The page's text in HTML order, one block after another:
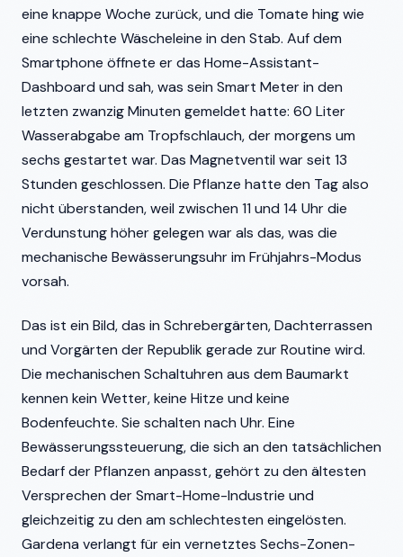
eine knappe Woche zurück, und die Tomate hing wie
eine schlechte Wäscheleine in den Stab. Auf dem
Smartphone öffnete er das Home-Assistant-
Dashboard und sah, was sein Smart Meter in den
letzten zwanzig Minuten gemeldet hatte: 60 Liter
Wasserabgabe am Tropfschlauch, der morgens um
sechs gestartet war. Das Magnetventil war seit 13
Stunden geschlossen. Die Pflanze hatte den Tag also
nicht überstanden, weil zwischen 11 und 14 Uhr die
Verdunstung höher gelegen war als das, was die
mechanische Bewässerungsuhr im Frühjahrs-Modus
vorsah.
Das ist ein Bild, das in Schrebergärten, Dachterrassen
und Vorgärten der Republik gerade zur Routine wird.
Die mechanischen Schaltuhren aus dem Baumarkt
kennen kein Wetter, keine Hitze und keine
Bodenfeuchte. Sie schalten nach Uhr. Eine
Bewässerungssteuerung, die sich an den tatsächlichen
Bedarf der Pflanzen anpasst, gehört zu den ältesten
Versprechen der Smart-Home-Industrie und
gleichzeitig zu den am schlechtesten eingelösten.
Gardena verlangt für ein vernetztes Sechs-Zonen-